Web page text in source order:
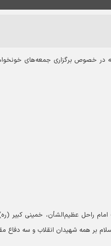
در خصوص برگزاری جمعه‌های
امام راحل عظیم‌الشأن، خمینی کبیر
بر همه شهیدان انقلاب و سه